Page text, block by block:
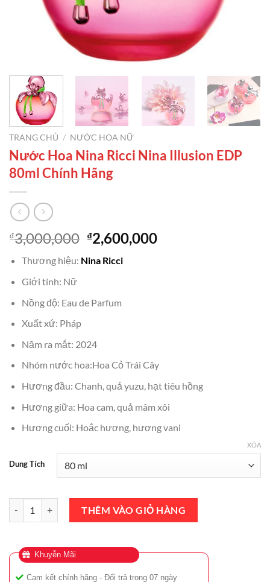
TRANG CHỦ / NƯỚC HOA NỮ
Nước Hoa Nina Ricci Nina Illusion EDP
80ml Chính Hãng
₫3,000,000 Giá
gốc
là:
₫2,600,000Giá
Thương hiệu: Nina Ricci
Giới tính: Nữ
Nồng độ: Eau de Parfum
Xuất xứ: Pháp
Năm ra mắt: 2024
Nhóm nước hoa:Hoa Cỏ Trái Cây
Hương đầu: Chanh, quả yuzu, hạt tiêu hồng
Hương giữa: Hoa cam, quả mâm xôi
Hương cuối: Hoắc hương, hương vani
Dung Tích
XÓA
Nước Hoa Nina Ricci Nina Illusion EDP 80ml Chính Hãng số lượng
THÊM VÀO GIỎ HÀNG
Khuyễn Mãi
Cam kết chính hãng - Đổi trả trong 07 ngày